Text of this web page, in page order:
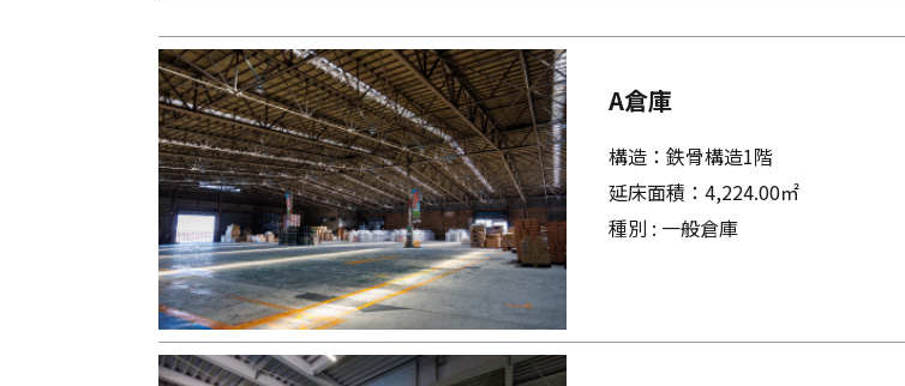
A倉庫
構造：鉄骨構造1階
延床面積：4,224.00㎡
種別 : 一般倉庫